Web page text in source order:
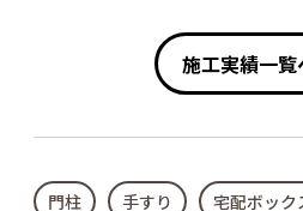
施工実績一覧
門柱 手すり 宅配ボック